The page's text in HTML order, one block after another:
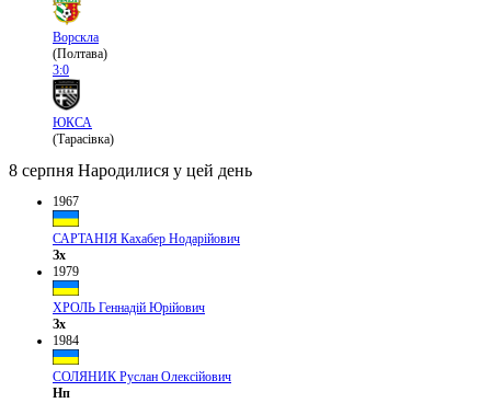
Ворскла
(Полтава)
3:0
ЮКСА
(Тарасівка)
8 серпня Народилися у цей день
1967
САРТАНІЯ Кахабер Нодарійович
Зх
1979
ХРОЛЬ Геннадій Юрійович
Зх
1984
СОЛЯНИК Руслан Олексійович
Нп